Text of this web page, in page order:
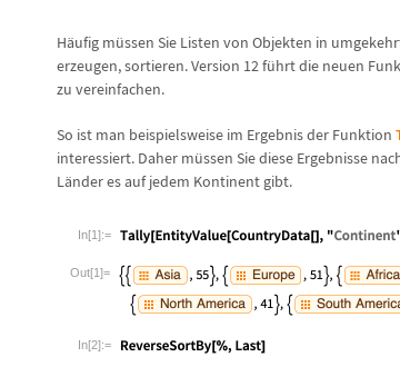
Häufig müssen Sie Listen von Objekten in
erzeugen, sortieren. Version 12 führt die neuen
zu vereinfachen.
So ist man beispielsweise im Ergebnis der Funktion
interessiert. Daher müssen Sie diese Ergebnisse
Länder es auf jedem Kontinent gibt.
In[1]:=
Out[1]=
In[2]:=